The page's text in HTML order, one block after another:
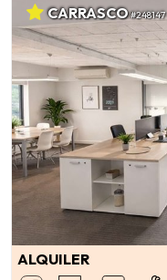
CARRASCO#248147
ALQUILER